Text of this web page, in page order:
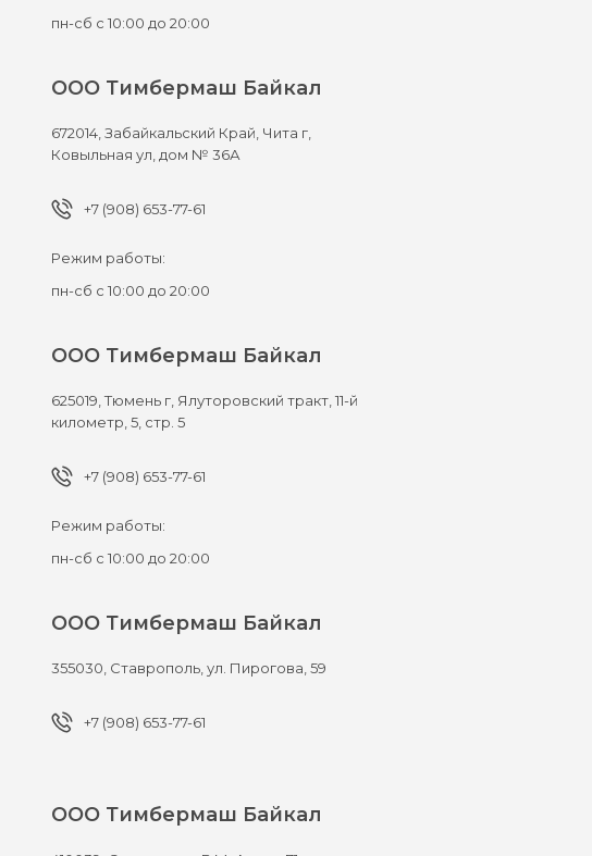
пн-сб с 10:00 до 20:00
ООО Тимбермаш Байкал
672014,Забайкальский Край, Чита г,
Ковыльная ул, дом № 36А
+7 (908) 653-77-61
Режим работы:
пн-сб с 10:00 до 20:00
ООО Тимбермаш Байкал
625019,Тюмень г, Ялуторовский тракт, 11-й
километр, 5, стр. 5
+7 (908) 653-77-61
Режим работы:
пн-сб с 10:00 до 20:00
ООО Тимбермаш Байкал
355030, Ставрополь,ул. Пирогова, 59
+7 (908) 653-77-61
ООО Тимбермаш Байкал